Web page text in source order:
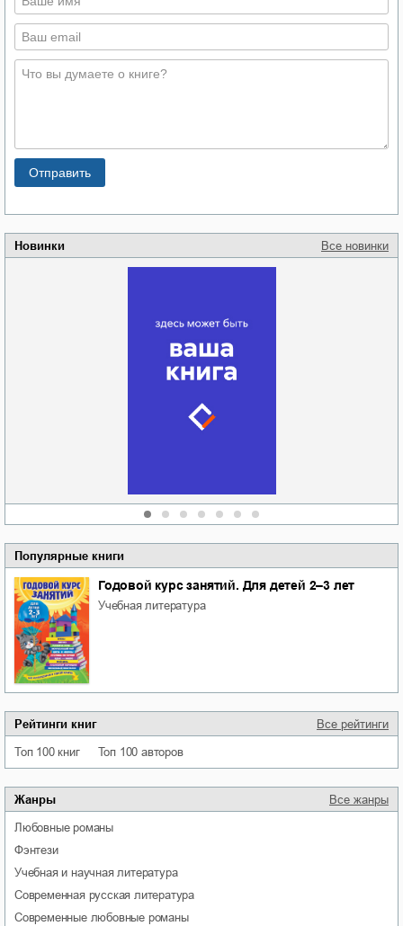
Новинки Все новинки
Популярные книги
Годовой курс занятий. Для детей 2–3 лет
учебная литература
Рейтинги книг Все рейтинги
Топ 100 книг Топ 100 авторов
Жанры Все жанры
любовные романы
фэнтези
учебная и научная литература
современная русская литература
современные любовные романы